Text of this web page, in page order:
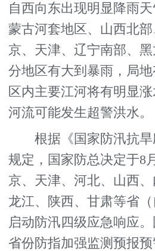
自西向东出现明显降雨
蒙古河套地区、山西北
京、天津、辽宁南部、
分地区有大到暴雨，局
区内主要江河将有明显
河流可能发生超警洪水。
根据《国家防汛抗旱
规定，国家防总决定于8
京、天津、河北、山西
龙江、陕西、甘肃等省（
启动防汛四级应急响应
省份防指加强监测预报